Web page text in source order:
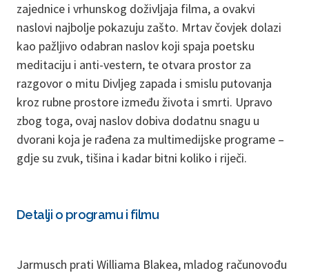
zajednice i vrhunskog doživljaja filma, a ovakvi
naslovi najbolje pokazuju zašto. Mrtav čovjek dolazi
kao pažljivo odabran naslov koji spaja poetsku
meditaciju i anti-vestern, te otvara prostor za
razgovor o mitu Divljeg zapada i smislu putovanja
kroz rubne prostore između života i smrti. Upravo
zbog toga, ovaj naslov dobiva dodatnu snagu u
dvorani koja je rađena za multimedijske programe –
gdje su zvuk, tišina i kadar bitni koliko i riječi.
Detalji o programu i filmu
Jarmusch prati Williama Blakea, mladog računovođu